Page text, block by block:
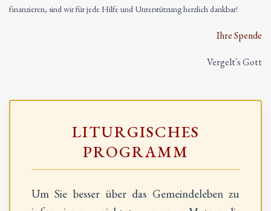
finanzieren, sind wir für jede Hilfe und Unterstützung herzlich dankbar!
Ihre Spende
Vergelt´s Gott
LITURGISCHES
PROGRAMM
Um Sie besser über das Gemeindeleben zu